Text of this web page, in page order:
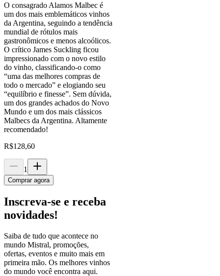
O consagrado Alamos Malbec é
um dos mais emblemáticos vinhos
da Argentina, seguindo a tendência
mundial de rótulos mais
gastronômicos e menos alcoólicos.
O crítico James Suckling ficou
impressionado com o novo estilo
do vinho, classificando-o como
“uma das melhores compras de
todo o mercado” e elogiando seu
“equilíbrio e finesse”. Sem dúvida,
um dos grandes achados do Novo
Mundo e um dos mais clássicos
Malbecs da Argentina. Altamente
recomendado!
R$128,60
1
Comprar agora
Inscreva-se e receba
novidades!
Saiba de tudo que acontece no
mundo Mistral, promoções,
ofertas, eventos e muito mais em
primeira mão. Os melhores vinhos
do mundo você encontra aqui.